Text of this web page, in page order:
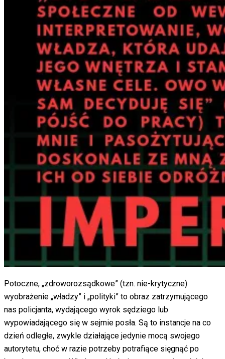
Potoczne, „zdroworozsądkowe” (tzn. nie-krytyczne)
wyobrażenie „władzy” i „polityki” to obraz zatrzymującego
nas policjanta, wydającego wyrok sędziego lub
wypowiadającego się w sejmie posła. Są to instancje na co
dzień odległe, zwykle działające jedynie mocą swojego
autorytetu, choć w razie potrzeby potrafiące sięgnąć po